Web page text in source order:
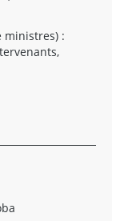
ministres) :